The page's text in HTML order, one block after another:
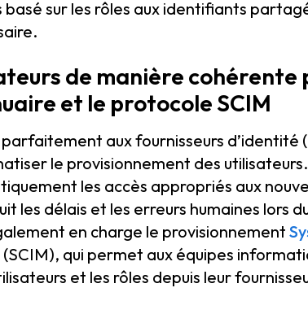
basé sur les rôles aux identifiants
de manière cohérente
et le protocole SCIM
aux fournisseurs d’identité
le provisionnement des
les accès appropriés aux
les délais et les erreurs humaines lors
en charge le provisionnement
(SCIM), qui permet aux équipes
et les rôles depuis leur